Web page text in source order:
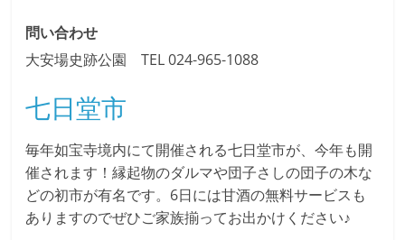
問い合わせ
大安場史跡公園 TEL 024-965-1088
七日堂市
毎年如宝寺境内にて開催される七日堂市が、今年も開
催されます！縁起物のダルマや団子さしの団子の木な
どの初市が有名です。6日には甘酒の無料サービスも
ありますのでぜひご家族揃ってお出かけください♪